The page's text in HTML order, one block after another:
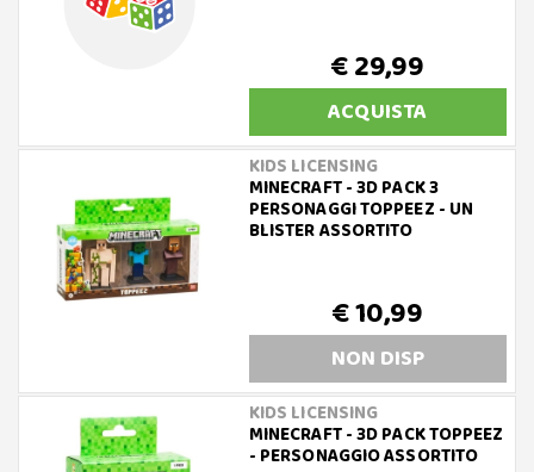
€ 29,99
ACQUISTA
KIDS LICENSING
MINECRAFT - 3D PACK 3
PERSONAGGI TOPPEEZ - UN
BLISTER ASSORTITO
€ 10,99
NON DISP
KIDS LICENSING
MINECRAFT - 3D PACK TOPPEEZ
- PERSONAGGIO ASSORTITO